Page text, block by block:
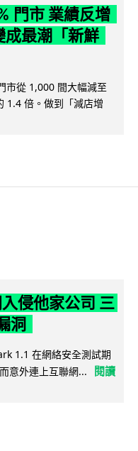
門市 業績反增
成最潮「新鮮
市從 1,000 間大幅減至
1.4 倍。做到「減店增
侵他家公司 三
洞
1.1 在網絡安全測試期
意外連上互聯網...
閱讀